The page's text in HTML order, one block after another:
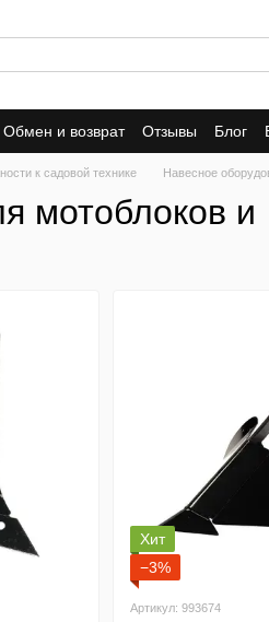
Обмен и возврат Отзывы Блог
к садовой технике Навесное
мотоблоков и
Хит
−3%
Артикул: 993674